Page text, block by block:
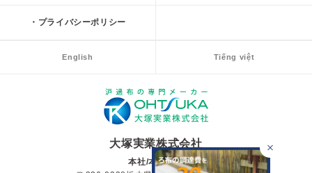
プライバシーポリシー
English Tiếng việt
大塚実業株式会社
本社/本社工場